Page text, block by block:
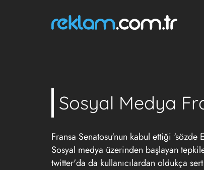
Sosyal Medya
Fransa Senatosu'nun kabul ettiği ‘sözde
Sosyal medya üzerinden başlayan
twitter'da da kullanıcılardan oldukça